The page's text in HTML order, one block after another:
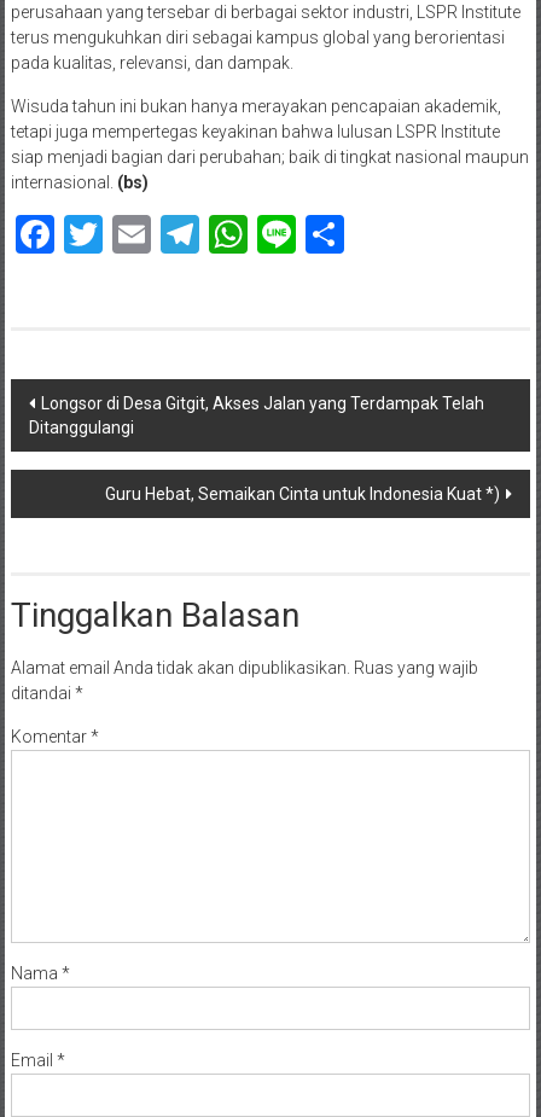
perusahaan yang tersebar di berbagai sektor industri, LSPR Institute
terus mengukuhkan diri sebagai kampus global yang berorientasi
pada kualitas, relevansi, dan dampak.
Wisuda tahun ini bukan hanya merayakan pencapaian akademik,
tetapi juga mempertegas keyakinan bahwa lulusan LSPR Institute
siap menjadi bagian dari perubahan; baik di tingkat nasional maupun
internasional. (bs)
Facebook
Twitter
EmailTelegram
WhatsApp
LineShare
Navigasi
pos
Longsor di Desa Gitgit, Akses Jalan yang Terdampak Telah
Ditanggulangi
Guru Hebat, Semaikan Cinta untuk Indonesia Kuat *)
Tinggalkan Balasan
Alamat email Anda tidak akan dipublikasikan. Ruas yang wajib
ditandai *
Komentar*
Nama *
Email *